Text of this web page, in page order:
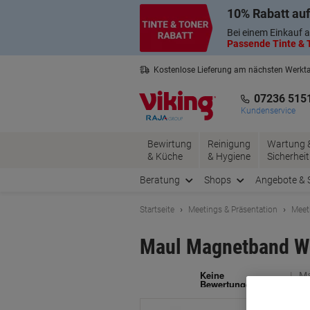
10% Rabatt
Bei einem Einkauf
Passende Tinte &
Kostenlose Lieferung am nächsten
07236
Kundenservice
Bewirtung
& Küche
Reinigung
& Hygiene
Wartung
Sicherheit
Beratung Shops Angebote &
Startseite Meetings & Präsentation
Maul Magnetband